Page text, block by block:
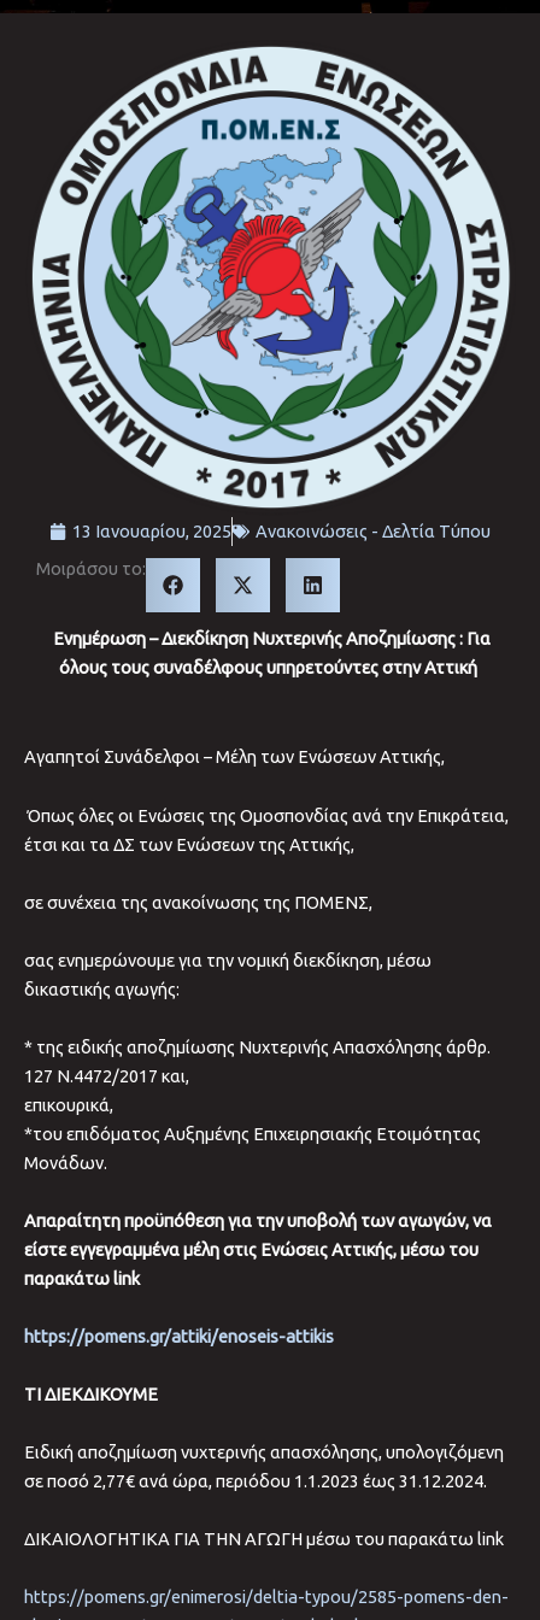
13 Ιανουαρίου, 2025
Ανακοινώσεις - Δελτία Τύπου
Μοιράσου το:
Ενημέρωση – Διεκδίκηση Νυχτερινής Αποζημίωσης : Για
όλους τους συναδέλφους υπηρετούντες στην Αττική
Αγαπητοί Συνάδελφοι – Μέλη των Ενώσεων Αττικής,
Όπως όλες οι Ενώσεις της Ομοσπονδίας ανά την Επικράτεια,
έτσι και τα ΔΣ των Ενώσεων της Αττικής,
σε συνέχεια της ανακοίνωσης της ΠΟΜΕΝΣ,
σας ενημερώνουμε για την νομική διεκδίκηση, μέσω
δικαστικής αγωγής:
* της ειδικής αποζημίωσης Νυχτερινής Απασχόλησης άρθρ.
127 Ν.4472/2017 και,
επικουρικά,
*του επιδόματος Αυξημένης Επιχειρησιακής Ετοιμότητας
Μονάδων.
Απαραίτητη προϋπόθεση για την υποβολή των αγωγών, να
είστε εγγεγραμμένα μέλη στις Ενώσεις Αττικής, μέσω του
παρακάτω link
https://pomens.gr/attiki/enoseis-attikis
ΤΙ ΔΙΕΚΔΙΚΟΥΜΕ
Ειδική αποζημίωση νυχτερινής απασχόλησης, υπολογιζόμενη
σε ποσό 2,77€ ανά ώρα, περιόδου 1.1.2023 έως 31.12.2024.
ΔΙΚΑΙΟΛΟΓΗΤΙΚΑ ΓΙΑ ΤΗΝ ΑΓΩΓΗ μέσω του παρακάτω link
https://pomens.gr/enimerosi/deltia-typou/2585-pomens-den-